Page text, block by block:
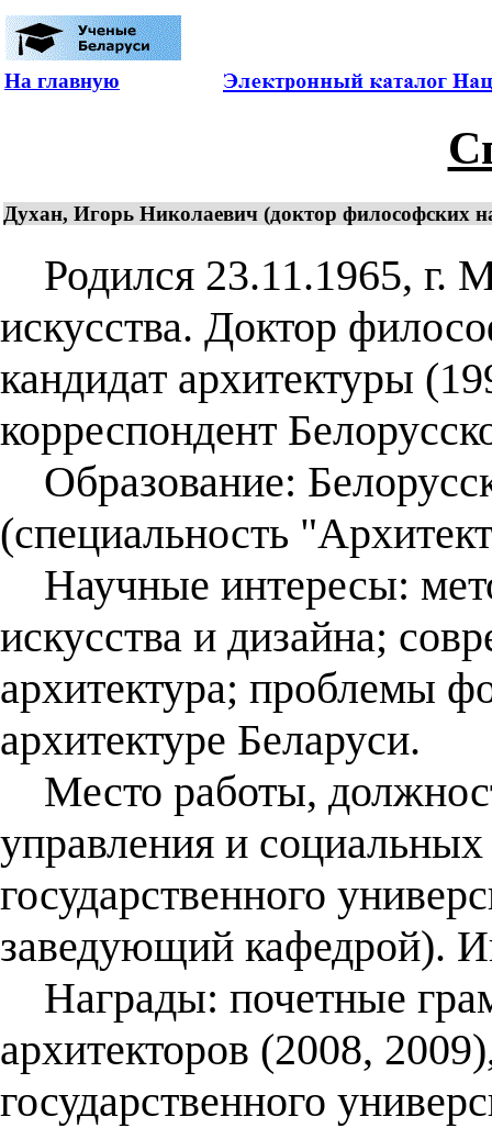
На главную
Духан, Игорь Николаевич (доктор философских
Родился 23.11.1965, г.
искусства. Доктор
кандидат архитектуры
корреспондент
Образование:
(специальность
Научные интересы:
искусства и дизайна;
архитектура; проблемы
архитектуре Беларуси.
Место работы,
управления и
государственного
заведующий кафедрой).
Награды: почетные
архитекторов (2008,
государственного